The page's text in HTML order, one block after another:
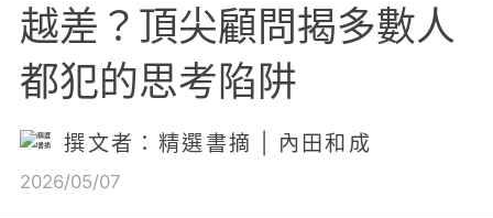
越差？頂尖顧問揭多數人
都犯的思考陷阱
撰文者：精選書摘 | 內田和成
2026/05/07